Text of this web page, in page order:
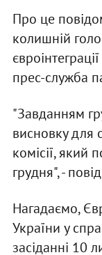
Про це
колишній
прес-служба
"Завданням
висновку для
комісії, який
грудня", -
Нагадаємо,
України у
засіданні 10